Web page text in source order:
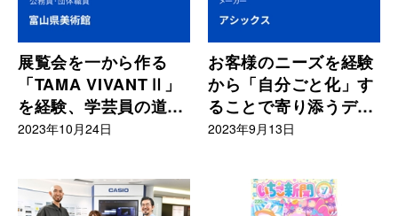
展覧会を一から作る
「TAMA VIVANTⅡ」
を経験、学芸員の道を
志す
2023年10月24日
お客様のニーズを経験
から「自分ごと化」す
ることで寄り添うデザ
インが生まれる
2023年9月13日